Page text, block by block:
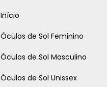
Início
Óculos de Sol Feminino
Óculos de Sol Masculino
Óculos de Sol Unissex